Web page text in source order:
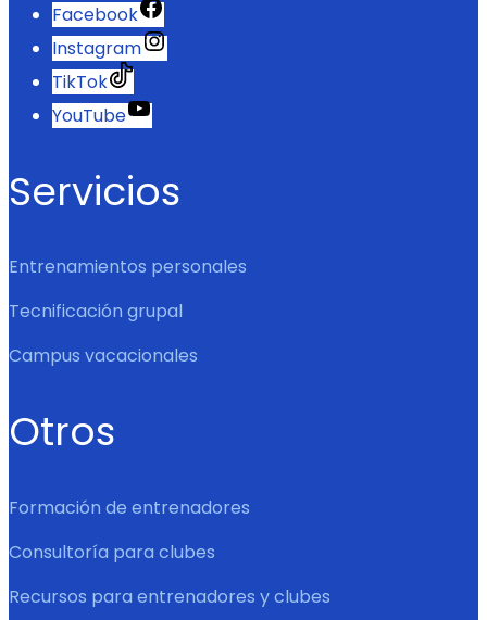
Facebook
Instagram
TikTok
YouTube
Servicios
Entrenamientos personales
Tecnificación grupal
Campus vacacionales
Otros
Formación de entrenadores
Consultoría para clubes
Recursos para entrenadores y clubes